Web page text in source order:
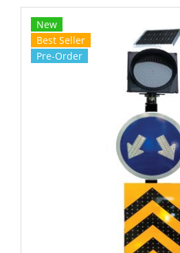
New
Best Seller
Pre-Order